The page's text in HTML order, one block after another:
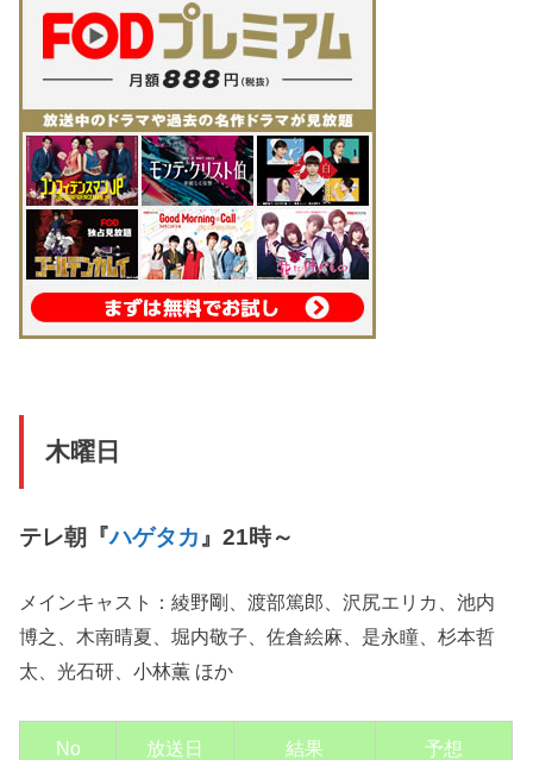
木曜日
テレ朝『ハゲタカ 』21時～
メインキャスト：綾野剛、渡部篤郎、沢尻エリカ、池内
博之、木南晴夏、堀内敬子、佐倉絵麻、是永瞳、杉本哲
太、光石研、小林薫 ほか
No 放送日 結果 予想